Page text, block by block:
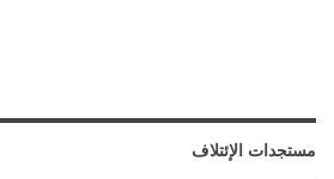
مستجدات الإئتلاف